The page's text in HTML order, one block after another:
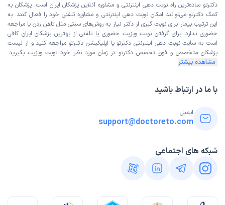
دکترتو ساده‌ترین راه نوبت‌ دهی اینترنتی و مشاوره آنلاین پزشکان ایران است. پزشکان به
کمک دکترتو می‌توانند امکان نوبت دهی اینترنتی و مشاوره تلفنی خود را فعال کنند. به
این ترتیب بیمار برای نوبت گیری از دکتر نیاز به روش‌های سنتی مثل تلفن زدن یا مراجعه
حضوری ندارد. برای گرفتن نوبت ویزیت حضوری یا تلفنی از بهترین پزشکان ایران کافی
است به سایت نوبت دهی اینترنتی دکترتو یا اپلیکیشن دکترتو مراجعه کنید و از لیست
پزشکان متخصص و فوق تخصص دکترتو در زمان مورد نظر خود نوبت ویزیت بگیرید.
مشاهده بیشتر
با ما در ارتباط باشید
ایمیل:
support@doctoreto.com
شبکه های اجتماعی